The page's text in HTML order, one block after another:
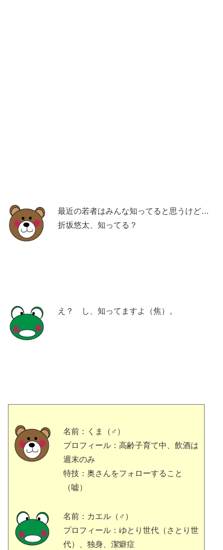
最近の若者はみんな知ってると思うけど…
折坂悠太、知ってる？
え？ し、知ってますよ（焦）。
名前：くま（♂）
プロフィール：高齢子育て中、飲酒は
週末のみ
特技：奥さんをフォローすること
（嘘）
名前：カエル（♂）
プロフィール：ゆとり世代（さとり世
代）、独身、潔癖症